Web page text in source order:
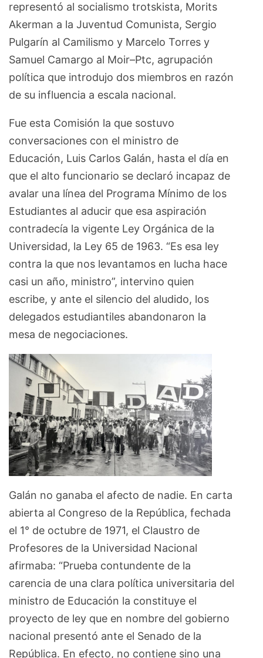
representó al socialismo trotskista, Morits
Akerman a la Juventud Comunista, Sergio
Pulgarín al Camilismo y Marcelo Torres y
Samuel Camargo al Moir–Ptc, agrupación
política que introdujo dos miembros en razón
de su influencia a escala nacional.
Fue esta Comisión la que sostuvo
conversaciones con el ministro de
Educación, Luis Carlos Galán, hasta el día en
que el alto funcionario se declaró incapaz de
avalar una línea del Programa Mínimo de los
Estudiantes al aducir que esa aspiración
contradecía la vigente Ley Orgánica de la
Universidad, la Ley 65 de 1963. “Es esa ley
contra la que nos levantamos en lucha hace
casi un año, ministro”, intervino quien
escribe, y ante el silencio del aludido, los
delegados estudiantiles abandonaron la
mesa de negociaciones.
Galán no ganaba el afecto de nadie. En carta
abierta al Congreso de la República, fechada
el 1° de octubre de 1971, el Claustro de
Profesores de la Universidad Nacional
afirmaba: “Prueba contundente de la
carencia de una clara política universitaria del
ministro de Educación la constituye el
proyecto de ley que en nombre del gobierno
nacional presentó ante el Senado de la
República. En efecto, no contiene sino una